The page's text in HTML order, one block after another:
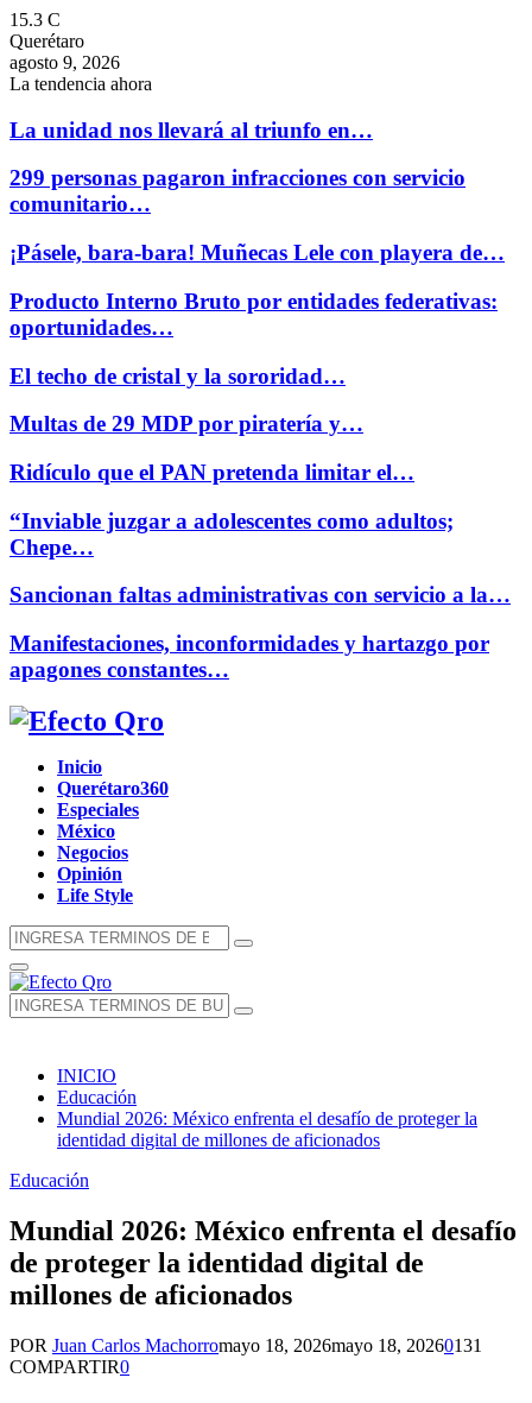
15.3 C
Querétaro
agosto 9, 2026
La tendencia ahora
La unidad nos llevará al triunfo en…
299 personas pagaron infracciones con servicio
comunitario…
¡Pásele, bara-bara! Muñecas Lele con playera de…
Producto Interno Bruto por entidades federativas:
oportunidades…
El techo de cristal y la sororidad…
Multas de 29 MDP por piratería y…
Ridículo que el PAN pretenda limitar el…
“Inviable juzgar a adolescentes como adultos;
Chepe…
Sancionan faltas administrativas con servicio a la…
Manifestaciones, inconformidades y hartazgo por
apagones constantes…
Facebook
Twitter
Instagram
Youtube
Whatsapp
Inicio
Querétaro360
Especiales
México
Negocios
Opinión
Life Style
Búsqueda
de:
Búsqueda
Menú
Principal
Búsqueda
de:
Búsqueda
INICIO
Educación
Mundial 2026: México enfrenta el desafío de proteger la
identidad digital de millones de aficionados
Educación
Mundial 2026: México enfrenta el desafío
de proteger la identidad digital de
millones de aficionados
POR Juan Carlos Machorromayo 18, 2026mayo 18, 20260131
COMPARTIR0